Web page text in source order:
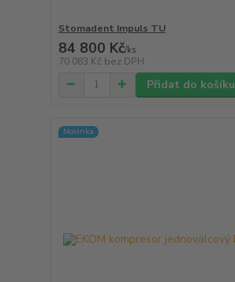
Stomadent Impuls TU
84 800 Kč/ks
70 083 Kč bez DPH
Přidat do košíku
Novinka